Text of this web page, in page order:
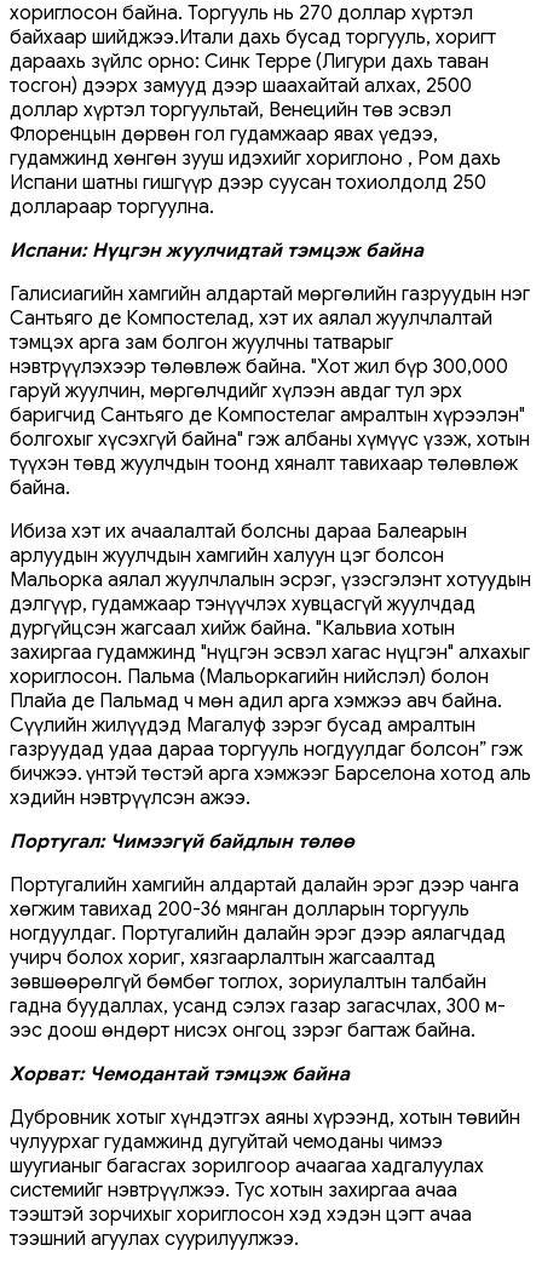
хориглосон байна. Торгууль нь 270 доллар хүртэл
байхаар шийджээ.Итали дахь бусад торгууль, хоригт
дараахь зүйлс орно: Синк Терре (Лигури дахь таван
тосгон) дээрх замууд дээр шаахайтай алхах, 2500
доллар хүртэл торгуультай, Венецийн төв эсвэл
Флоренцын дөрвөн гол гудамжаар явах үедээ,
гудамжинд хөнгөн зууш идэхийг хориглоно , Ром дахь
Испани шатны гишгүүр дээр суусан тохиолдолд 250
доллараар торгуулна.
Испани: Нүцгэн жуулчидтай тэмцэж байна
Галисиагийн хамгийн алдартай мөргөлийн газруудын нэг
Сантьяго де Компостелад, хэт их аялал жуулчлалтай
тэмцэх арга зам болгон жуулчны татварыг
нэвтрүүлэхээр төлөвлөж байна. "Хот жил бүр 300,000
гаруй жуулчин, мөргөлчдийг хүлээн авдаг тул эрх
баригчид Сантьяго де Компостелаг амралтын хүрээлэн"
болгохыг хүсэхгүй байна" гэж албаны хүмүүс үзэж, хотын
түүхэн төвд жуулчдын тоонд хяналт тавихаар төлөвлөж
байна.
Ибиза хэт их ачаалалтай болсны дараа Балеарын
арлуудын жуулчдын хамгийн халуун цэг болсон
Мальорка аялал жуулчлалын эсрэг, үзэсгэлэнт хотуудын
дэлгүүр, гудамжаар тэнүүчлэх хувцасгүй жуулчдад
дургүйцсэн жагсаал хийж байна. "Кальвиа хотын
захиргаа гудамжинд "нүцгэн эсвэл хагас нүцгэн" алхахыг
хориглосон. Пальма (Мальоркагийн нийслэл) болон
Плайа де Пальмад ч мөн адил арга хэмжээ авч байна.
Сүүлийн жилүүдэд Магалуф зэрэг бусад амралтын
газруудад удаа дараа торгууль ногдуулдаг болсон” гэж
бичжээ. Үүнтэй төстэй арга хэмжээг Барселона хотод аль
хэдийн нэвтрүүлсэн ажээ.
Португал: Чимээгүй байдлын төлөө
Португалийн хамгийн алдартай далайн эрэг дээр чанга
хөгжим тавихад 200-36 мянган долларын торгууль
ногдуулдаг. Португалийн далайн эрэг дээр аялагчдад
учирч болох хориг, хязгаарлалтын жагсаалтад
зөвшөөрөлгүй бөмбөг тоглох, зориулалтын талбайн
гадна буудаллах, усанд сэлэх газар загасчлах, 300 м-
ээс доош өндөрт нисэх онгоц зэрэг багтаж байна.
Хорват: Чемодантай тэмцэж байна
Дубровник хотыг хүндэтгэх аяны хүрээнд, хотын төвийн
чулуурхаг гудамжинд дугуйтай чемоданы чимээ
шуугианыг багасгах зорилгоор ачаагаа хадгалуулах
системийг нэвтрүүлжээ. Тус хотын захиргаа ачаа
тээштэй зорчихыг хориглосон хэд хэдэн цэгт ачаа
тээшний агуулах суурилуулжээ.